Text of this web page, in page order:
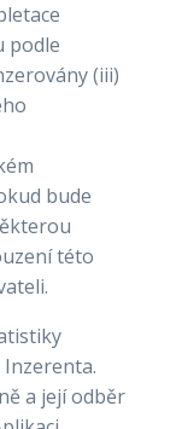
podle
(iii)
bude
této
a její odběr